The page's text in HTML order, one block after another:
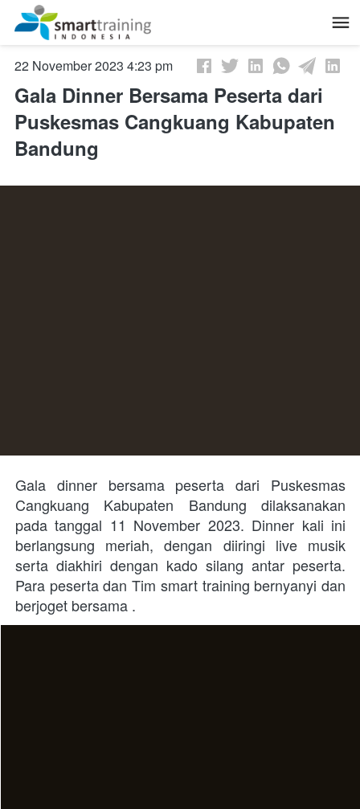
November 22, 2023, 9:23 am
Gala Dinner Bersama Peserta dari
Puskesmas Cangkuang Kabupaten
Bandung
Gala dinner bersama peserta dari Puskesmas
Cangkuang Kabupaten Bandung dilaksanakan
pada tanggal 11 November 2023. Dinner kali ini
berlangsung meriah, dengan diiringi live musik
serta diakhiri dengan kado silang antar peserta.
Para peserta dan Tim smart training bernyanyi dan
berjoget bersama .